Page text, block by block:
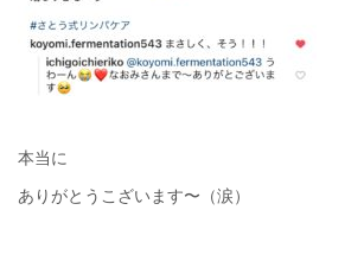
本当に
ありがとうこざいます〜（涙）